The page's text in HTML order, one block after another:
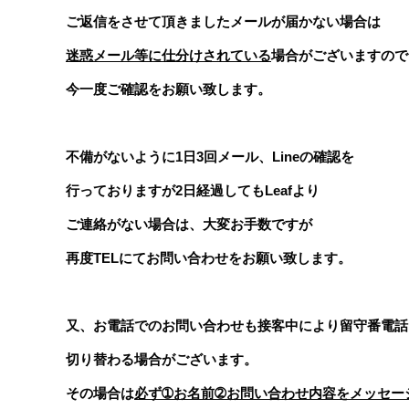
ご返信をさせて頂きましたメールが届かない場合は
迷惑メール等に仕分けされている場合がございますので
今一度ご確認をお願い致します。
不備がないように1日3回メール、Lineの確認を
行っておりますが2日経過してもLeafより
ご連絡がない場合は、大変お手数ですが
再度TELにてお問い合わせをお願い致します。
又、お電話でのお問い合わせも接客中により留守番電
切り替わる場合がございます。
その場合は必ず➀お名前➁お問い合わせ内容をメッセー